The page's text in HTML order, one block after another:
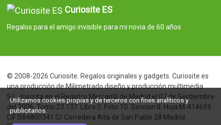
Curiosite ES
Regalos para el amigo invisible para mi novia de 60 años
© 2008-2026 Curiosite. Regalos originales y gadgets. Curiosite es
una producción de Milimetrado diseño y producción multimedia
S.L.. Inscrita en el Registro Mercantil de Madrid el 07 de Septiembre
del 2006. Tomo:23.137. Libro:0. Folio:10. Seccion:8. Hoja:M-414659
CIF:B84800341 C/ Corredera Alta de San Pablo 28 Madrid
Utilizamos cookies propias y de terceros con fines analíticos y
publicitarios.